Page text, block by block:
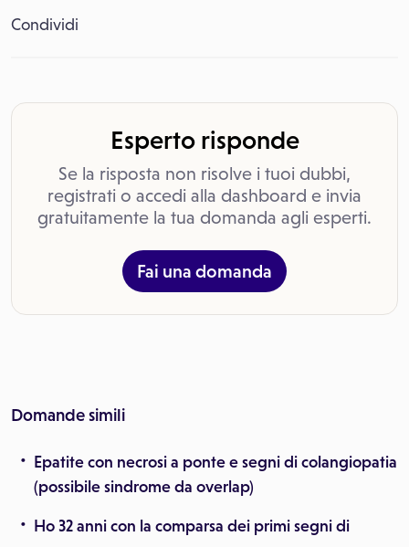
Condividi
Esperto risponde
Se la risposta non risolve i tuoi dubbi,
registrati o accedi alla dashboard e invia
gratuitamente la tua domanda agli esperti.
Fai una domanda
Domande simili
Epatite con necrosi a ponte e segni di colangiopatia
(possibile sindrome da overlap)
Ho 32 anni con la comparsa dei primi segni di